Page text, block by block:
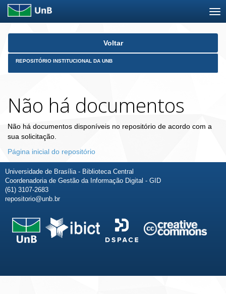
Skip
Voltar
REPOSITÓRIO INSTITUCIONAL DA UNB
Não há documentos
Não há documentos disponíveis no repositório de acordo com a
sua solicitação.
Página inicial do repositório
Universidade de Brasília - Biblioteca Central
Coordenadoria de Gestão da Informação Digital - GID
(61) 3107-2683
repositorio@unb.br